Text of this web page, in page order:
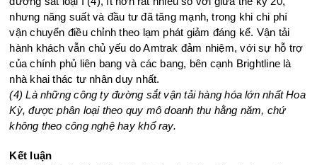
nhưng năng suất và đầu tư đã tăng mạnh, trong khi chi phí
vận chuyển điều chỉnh theo lạm phát giảm đáng kể. Vận tải
hành khách vẫn chủ yếu do Amtrak đảm nhiệm, với sự hỗ trợ
của chính phủ liên bang và các bang, bên cạnh Brightline là
nhà khai thác tư nhân duy nhất.
(4) Là những công ty đường sắt vận tải hàng hóa lớn nhất Hoa
Kỳ, được phân loại theo quy mô doanh thu hằng năm, chứ
không theo công nghệ hay khổ ray.
Kết luận